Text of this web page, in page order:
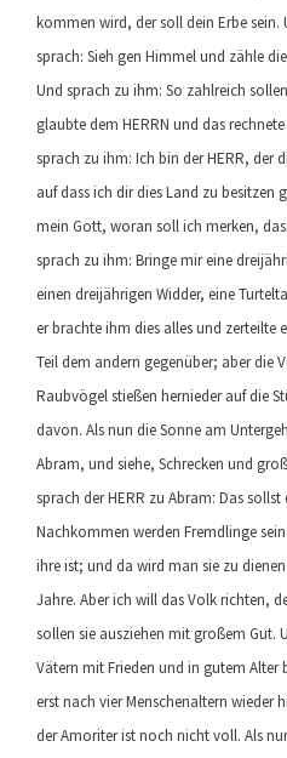
kommen wird, der soll dein Erbe sein.
sprach: Sieh gen Himmel und zähle
Und sprach zu ihm: So zahlreich
glaubte dem HERRN und das
sprach zu ihm: Ich bin der HERR, der
auf dass ich dir dies Land zu besitzen
mein Gott, woran soll ich merken,
sprach zu ihm: Bringe mir eine
einen dreijährigen Widder, eine
er brachte ihm dies alles und zerteilte
Teil dem andern gegenüber; aber die
Raubvögel stießen hernieder auf die
davon. Als nun die Sonne am
Abram, und siehe, Schrecken und
sprach der HERR zu Abram: Das
Nachkommen werden Fremdlinge
ihre ist; und da wird man sie zu
Jahre. Aber ich will das Volk richten,
sollen sie ausziehen mit großem Gut.
Vätern mit Frieden und in gutem Alter
erst nach vier Menschenaltern wieder
der Amoriter ist noch nicht voll. Als